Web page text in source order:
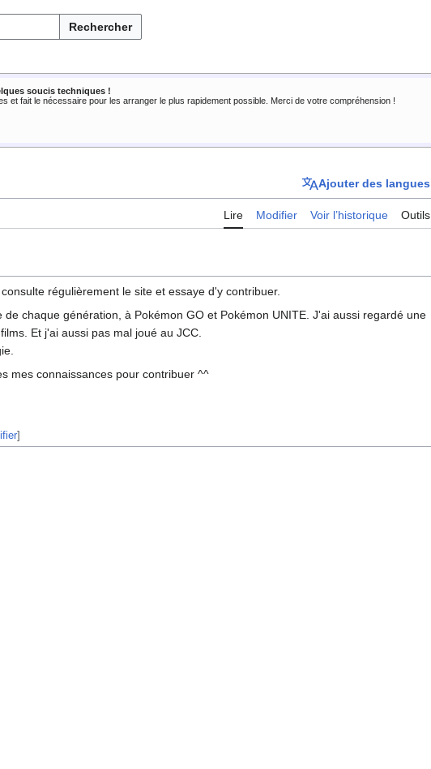
Rechercher
soucis techniques !
et fait le nécessaire pour les arranger le plus rapidement possible. Merci de votre compréhension !
Ajouter des langues
Lire Modifier Voir l’historique Outils
régulièrement le site et essaye d'y contribuer.
chaque génération, à Pokémon GO et Pokémon UNITE. J'ai aussi regardé une
Et j'ai aussi pas mal joué au JCC.
mes connaissances pour contribuer ^^
]